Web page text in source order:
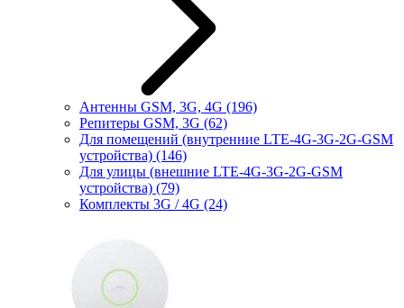
Антенны GSM, 3G, 4G (196)
Репитеры GSM, 3G (62)
Для помещений (внутренние LTE-4G-3G-2G-GSM
устройства) (146)
Для улицы (внешние LTE-4G-3G-2G-GSM
устройства) (79)
Комплекты 3G / 4G (24)